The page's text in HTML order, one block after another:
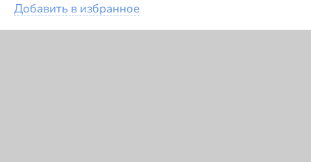
Добавить в избранное